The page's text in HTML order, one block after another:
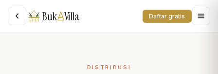
Buk Villa Daftar gratis
DISTRIBUSI